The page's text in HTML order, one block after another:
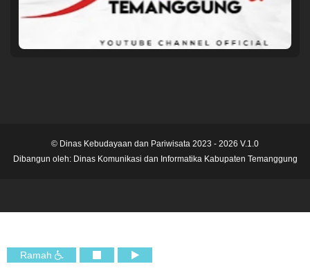
© Dinas Kebudayaan dan Pariwisata 2023 - 2026 V.1.0
Dibangun oleh: Dinas Komunikasi dan Informatika Kabupaten Temanggung
Ramah